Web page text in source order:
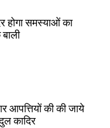
होगा समस्याओं का
आपत्तियों की की जाये
कादिर